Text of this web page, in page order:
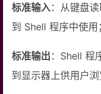
标准输入：从键盘
到 Shell 程序中使用；
标准输出 ：Shell 程
到显示器上供用户浏